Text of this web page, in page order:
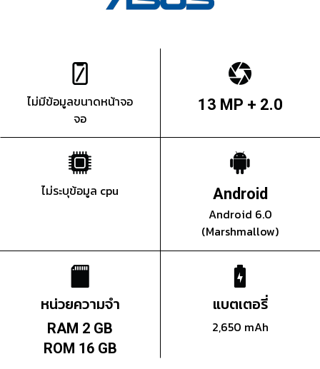
ไม่มีข้อมูลขนาดหน้าจอ
จอ
13 MP + 2.0
ไม่ระบุข้อมูล cpu Android
Android 6.0
(Marshmallow)
หน่วยความจำ
RAM 2 GB
ROM 16 GB
แบตเตอรี่
2,650 mAh